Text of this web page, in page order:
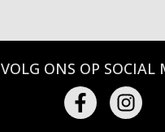
VOLG ONS OP SOCIAL